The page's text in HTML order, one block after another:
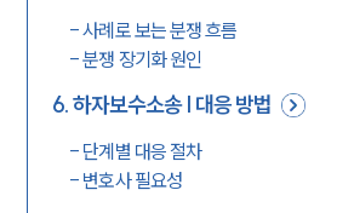
-사례로 보는 분쟁 흐름
-분쟁 장기화 원인
6.하자보수소송 | 대응 방법
- 단계별 대응 절차
- 변호사 필요성